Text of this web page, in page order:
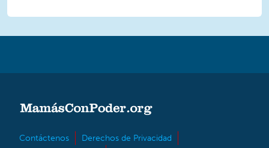
Contáctenos
Derechos de Privacidad